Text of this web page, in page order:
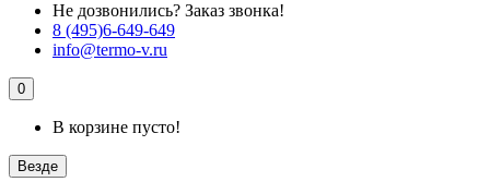
Не дозвонились? Заказ звонка!
8 (495)6-649-649
info@termo-v.ru
0
В корзине пусто!
Везде